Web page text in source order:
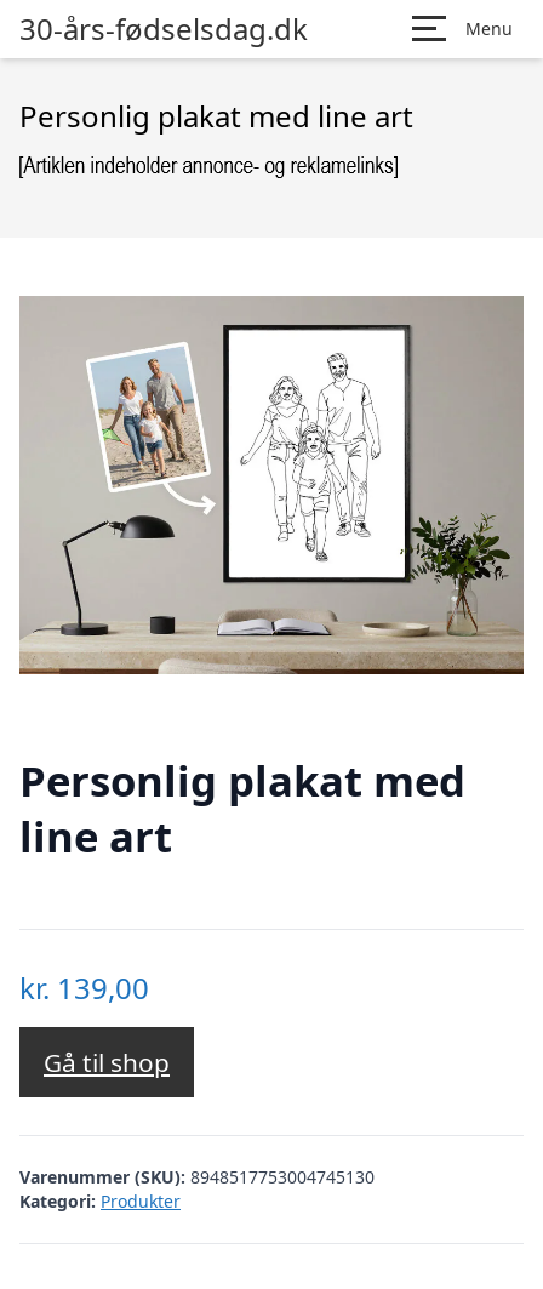
30-års-fødselsdag.dk Menu
Personlig plakat med line art
Personlig plakat med
line art
kr. 139,00
Gå til shop
Varenummer (SKU): 8948517753004745130
Kategori: Produkter